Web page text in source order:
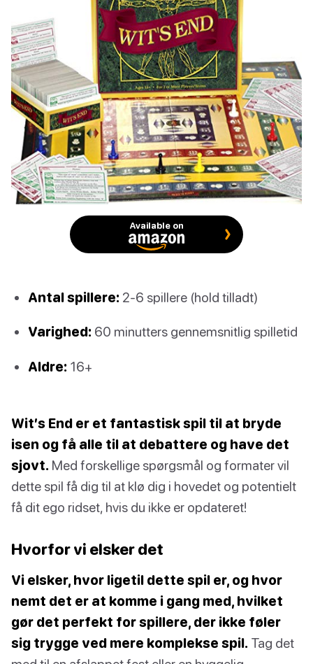
Available on
Antal spillere: 2-6 spillere (hold tilladt)
Varighed: 60 minutters gennemsnitlig spilletid
Aldre: 16+
Wit’s End er et fantastisk spil til at bryde
isen og få alle til at debattere og have det
sjovt. Med forskellige spørgsmål og formater vil
dette spil få dig til at klø dig i hovedet og potentielt
få dit ego ridset, hvis du ikke er opdateret!
Hvorfor vi elsker det
Vi elsker, hvor ligetil dette spil er, og hvor
nemt det er at komme i gang med, hvilket
gør det perfekt for spillere, der ikke føler
sig trygge ved mere komplekse spil. Tag det